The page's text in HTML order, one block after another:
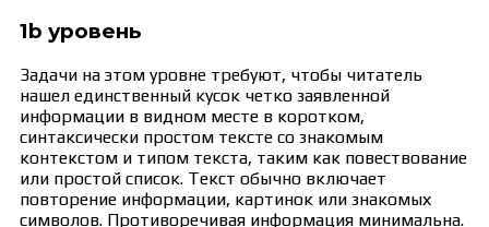
1b уровень
Задачи на этом уровне требуют, чтобы читатель
нашел единственный кусок четко заявленной
информации в видном месте в коротком,
синтаксически простом тексте со знакомым
контекстом и типом текста, таким как повествование
или простой список. Текст обычно включает
повторение информации, картинок или знакомых
символов. Противоречивая информация минимальна.